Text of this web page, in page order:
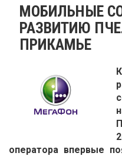
МОБИЛЬНЫЕ
РАЗВИТИЮ
ПРИКАМЬЕ
оператора впервые